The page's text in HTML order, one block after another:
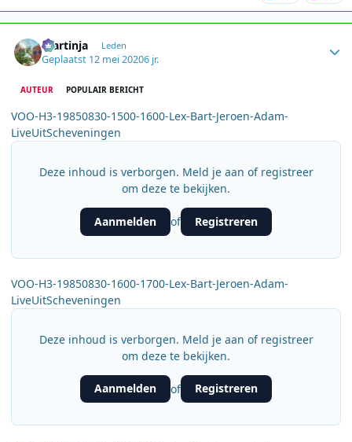
martinja Leden
Geplaatst 12 mei 20206 jr.
AUTEUR POPULAIR BERICHT
VOO-H3-19850830-1500-1600-Lex-Bart-Jeroen-Adam-
LiveUitScheveningen
Deze inhoud is verborgen. Meld je aan of registreer
om deze te bekijken.
Aanmelden of Registreren
VOO-H3-19850830-1600-1700-Lex-Bart-Jeroen-Adam-
LiveUitScheveningen
Deze inhoud is verborgen. Meld je aan of registreer
om deze te bekijken.
Aanmelden of Registreren